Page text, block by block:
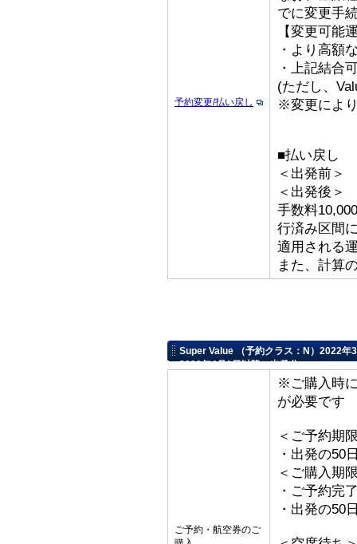
予約変更/払い戻し
でに変更手
【変更可能
・より高額
・上記結合
(ただし、
※変更によ
■払い戻し
＜出発前＞
＜出発後＞
手数料
行済み区間
適用される
また、計算
Super Value （予約クラス：N）2022年
2022年4月1日以降ご出発分
ご予約・航空券のご
※ご購入時
が必要です
＜ご予約期
・出発の50
＜ご購入期
・ご予約完
・出発の50